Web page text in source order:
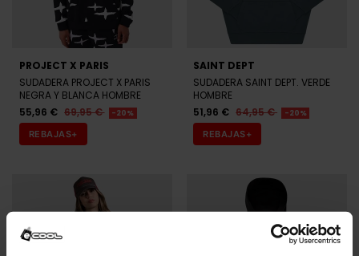
PROJECT X PARIS
SUDADERA PROJECT X PARIS
NEGRA Y BLANCA HOMBRE
55,96 € 69,95 € -20%
REBAJAS+
SAINT DEPT
SUDADERA SAINT DEPT. VERDE
HOMBRE
51,96 € 64,95 € -20%
REBAJAS+